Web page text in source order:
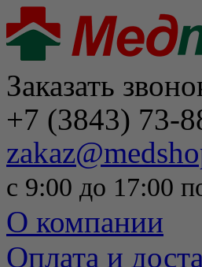
Заказать
+7 (3843) 73-
с 9:00 до 17:00
О компании
Оплата и